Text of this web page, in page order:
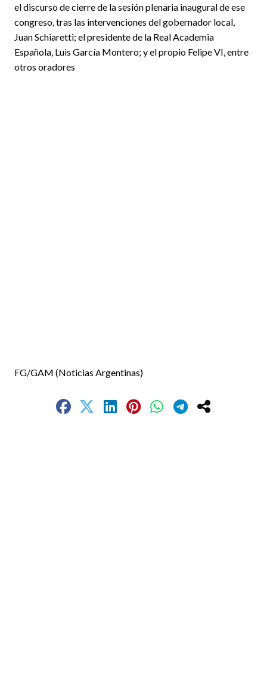
el discurso de cierre de la sesión plenaria inaugural de ese
congreso, tras las intervenciones del gobernador local,
Juan Schiaretti; el presidente de la Real Academia
Española, Luis García Montero; y el propio Felipe VI, entre
otros oradores
FG/GAM (Noticias Argentinas)